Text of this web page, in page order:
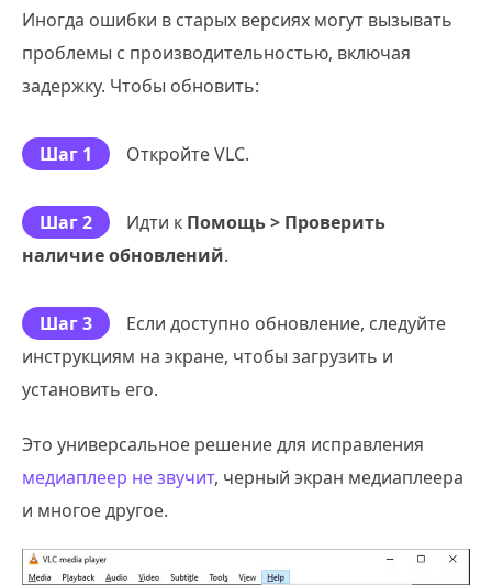
Иногда ошибки в старых версиях могут вызывать
проблемы с производительностью, включая
задержку. Чтобы обновить:
Шаг 1 Откройте VLC.
Шаг 2 Идти к Помощь > Проверить
наличие обновлений.
Шаг 3
Если доступно обновление, следуйте
инструкциям на экране, чтобы загрузить и
установить его.
Это универсальное решение для исправления
медиаплеер не звучит, черный экран медиаплеера
и многое другое.